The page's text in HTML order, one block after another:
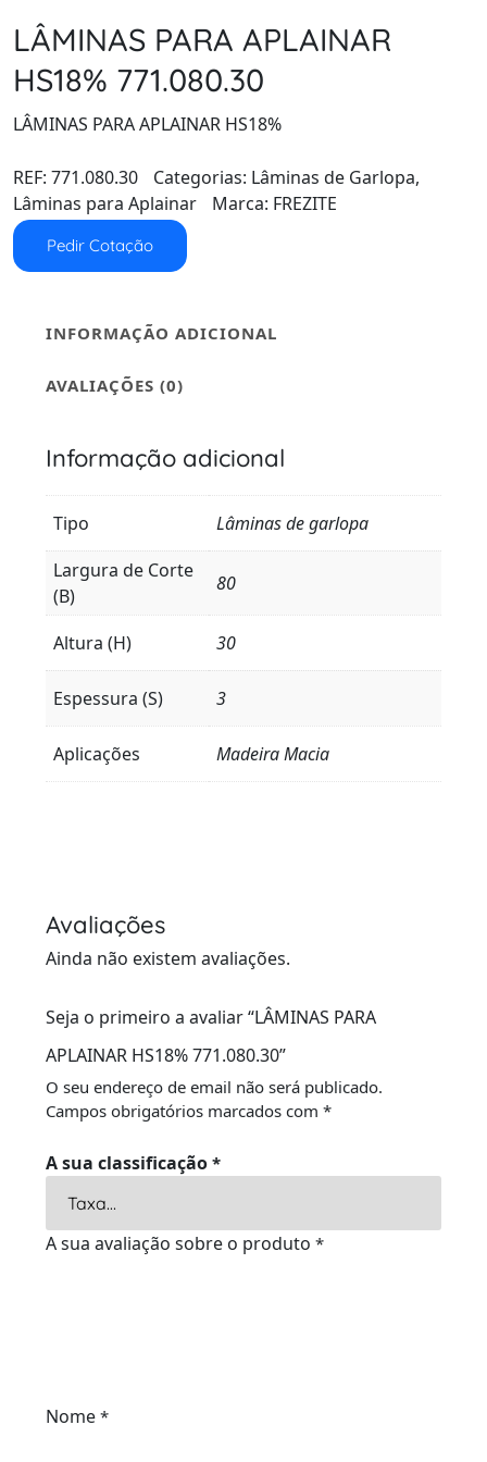
LÂMINAS PARA APLAINAR
HS18% 771.080.30
LÂMINAS PARA APLAINAR HS18%
REF: 771.080.30 Categorias: Lâminas de Garlopa,
Lâminas para Aplainar
Marca: FREZITE
Pedir Cotação
INFORMAÇÃO ADICIONAL
AVALIAÇÕES (0)
Informação adicional
Tipo
Lâminas de garlopa
Largura de Corte
(B)
80
Altura (H) 30
Espessura (S) 3
Aplicações Madeira Macia
Avaliações
Ainda não existem avaliações.
Seja o primeiro a avaliar “LÂMINAS PARA
APLAINAR HS18% 771.080.30”
O seu endereço de email não será publicado.
Campos obrigatórios marcados com *
A sua classificação *
A sua avaliação sobre o produto *
Nome *